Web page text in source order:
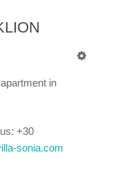
in
+30
sonia.com